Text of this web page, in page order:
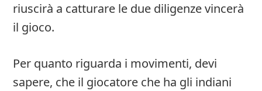
riuscirà a catturare le due diligenze vincerà
il gioco.
Per quanto riguarda i movimenti, devi
sapere, che il giocatore che ha gli indiani